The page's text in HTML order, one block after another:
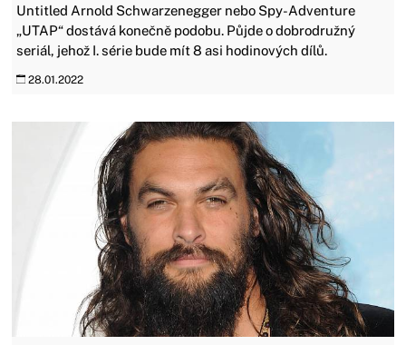
Untitled Arnold Schwarzenegger nebo Spy-Adventure
„UTAP“ dostává konečně podobu. Půjde o dobrodružný
seriál, jehož I. série bude mít 8 asi hodinových dílů.
28.01.2022